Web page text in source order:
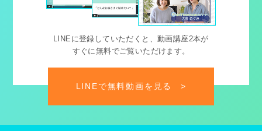
LINEに登録していただくと、動画講座2本が
すぐに無料でご覧いただけます。
LINEで無料動画を見る >